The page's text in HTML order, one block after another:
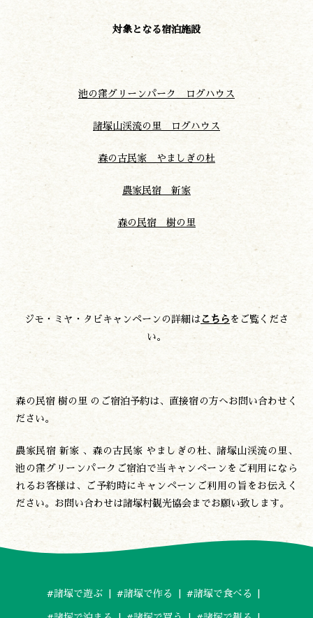
対象となる宿泊施設
池の窪グリーンパーク ログハウス
諸塚山渓流の里 ログハウス
森の古民家 やましぎの杜
農家民宿 新家
森の民宿 樹の里
ジモ・ミヤ・タビキャンペーンの詳細は こちら をご覧くださ
い。
森の民宿 樹の里 のご宿泊予約は、直接宿の方へお問い合わせく
ださい。
農家民宿 新家 、森の古民家 やましぎの杜、諸塚山渓流の里、
池の窪グリーンパークご宿泊で当キャンペーンをご利用になら
れるお客様は、ご予約時にキャンペーンご利用の旨をお伝えく
ださい。お問い合わせは諸塚村観光協会までお願い致します。
#諸塚で遊ぶ #諸塚で作る #諸塚で食べる